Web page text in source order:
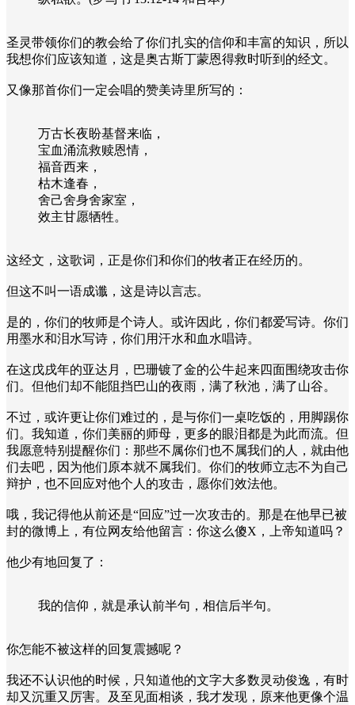
圣灵带领你们的教会给了你们扎实的信仰和丰富的知识，所以
我想你们应该知道，这是奥古斯丁蒙恩得救时听到的经文。
又像那首你们一定会唱的赞美诗里所写的：
万古长夜盼基督来临，
宝血涌流救赎恩情，
福音西来，
枯木逢春，
舍己舍身舍家室，
效主甘愿牺牲。
这经文，这歌词，正是你们和你们的牧者正在经历的。
但这不叫一语成谶，这是诗以言志。
是的，你们的牧师是个诗人。或许因此，你们都爱写诗。你们
用墨水和泪水写诗，你们用汗水和血水唱诗。
在这戊戌年的亚达月，巴珊镀了金的公牛起来四面围绕攻击你
们。但他们却不能阻挡巴山的夜雨，满了秋池，满了山谷。
不过，或许更让你们难过的，是与你们一桌吃饭的，用脚踢你
们。我知道，你们美丽的师母，更多的眼泪都是为此而流。但
我愿意特别提醒你们：那些不属你们也不属我们的人，就由他
们去吧，因为他们原本就不属我们。你们的牧师立志不为自己
辩护，也不回应对他个人的攻击，愿你们效法他。
哦，我记得他从前还是“回应”过一次攻击的。那是在他早已被
封的微博上，有位网友给他留言：你这么傻X，上帝知道吗？
他少有地回复了：
我的信仰，就是承认前半句，相信后半句。
你怎能不被这样的回复震撼呢？
我还不认识他的时候，只知道他的文字大多数灵动俊逸，有时
却又沉重又厉害。及至见面相谈，我才发现，原来他更像个温